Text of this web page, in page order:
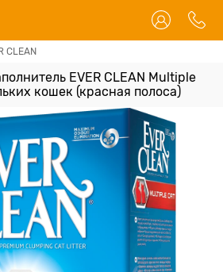
CLEAN
EVER CLEAN Multiple
кошек (красная полоса)